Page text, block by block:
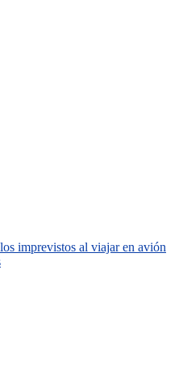
imprevistos al viajar en avión